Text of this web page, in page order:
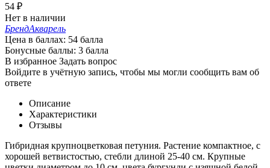
54 ₽
Нет в наличии
БрендАкварель
Цена в баллах: 54 балла
Бонусные баллы: 3 балла
В избранное Задать вопрос
Войдите в учётную запись, чтобы мы могли сообщить вам об
ответе
Описание
Характеристики
Отзывы
Гибридная крупноцветковая петуния. Растение компактное, с
хорошей ветвистостью, стебли длиной 25-40 см. Крупные